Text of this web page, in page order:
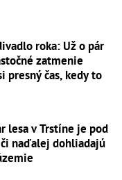
roka: Už o pár
zatmenie
presný čas, kedy to
lesa v Trstíne je pod
naďalej dohliadajú